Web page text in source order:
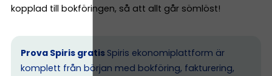
kopplad till bokföringen, så att allt går sömlöst!
Prova Spiris gratis Spiris ekonomiplattform är
komplett från början med bokföring, fakturering,